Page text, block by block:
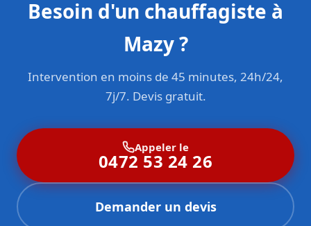
Besoin d'un chauffagiste à
Mazy ?
Intervention en moins de 45 minutes, 24h/24,
7j/7. Devis gratuit.
Appeler le
0472 53 24 26
Demander un devis